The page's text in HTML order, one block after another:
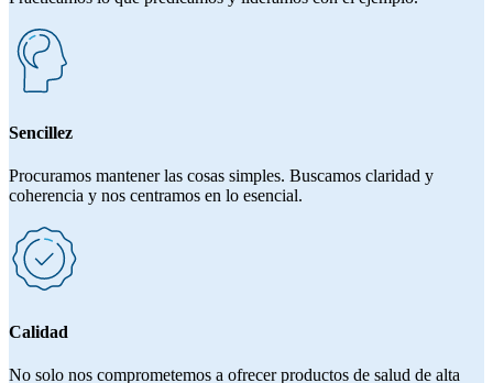
Sencillez
Procuramos mantener las cosas simples. Buscamos claridad y
coherencia y nos centramos en lo esencial.
Calidad
No solo nos comprometemos a ofrecer productos de salud de alta